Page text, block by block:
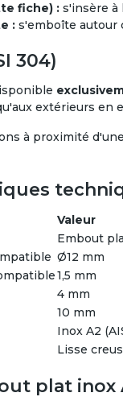
fiche) : s'insère à
: s'emboîte autour
304)
extérieurs en
à proximité
Valeur
Embout
Ø12 mm
1,5 mm
4 mm
10 mm
Inox A2
Lisse
plat